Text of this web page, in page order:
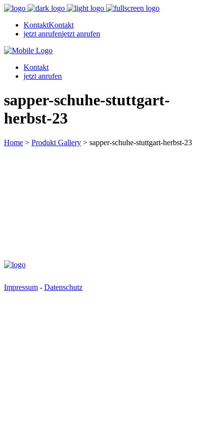
KontaktKontakt
jetzt anrufenjetzt anrufen
Kontakt
jetzt anrufen
sapper-schuhe-stuttgart-
herbst-23
Home > Produkt Gallery > sapper-schuhe-stuttgart-herbst-23
Impressum - Datenschutz